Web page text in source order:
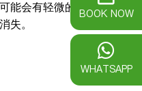
能会有轻微的瘀青和肿胀
失。
BOOK NOW
WHATSAPP